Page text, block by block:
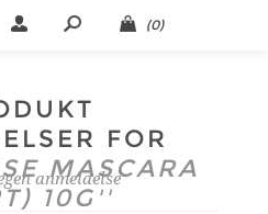
(0)
FOR
MASCARA
10G
anmeldelse